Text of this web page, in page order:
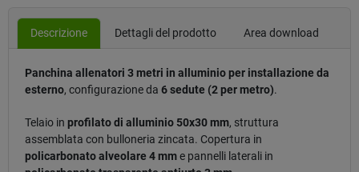
Descrizione Dettagli del prodotto Area download
Panchina allenatori 3 metri in alluminio per installazione da
esterno, configurazione da 6 sedute (2 per metro).
Telaio in profilato di alluminio 50x30 mm, struttura
assemblata con bulloneria zincata. Copertura in
policarbonato alveolare 4 mme pannelli laterali in